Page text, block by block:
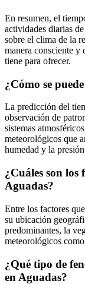
En resumen, el
actividades diarias
sobre el clima de la
manera consciente
tiene para ofrecer.
¿Cómo se
La predicción del
observación de
sistemas
meteorológicos que
humedad y la
¿Cuáles son los
Aguadas?
Entre los factores
su ubicación
predominantes, la
meteorológicos
¿Qué tipo de
en Aguadas?